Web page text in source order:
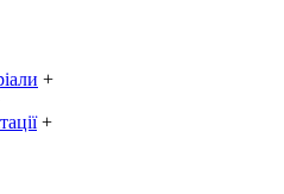
+
+